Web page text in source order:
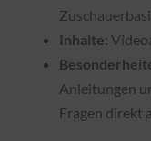
Inhalte:
Anleitungen
Fragen direkt